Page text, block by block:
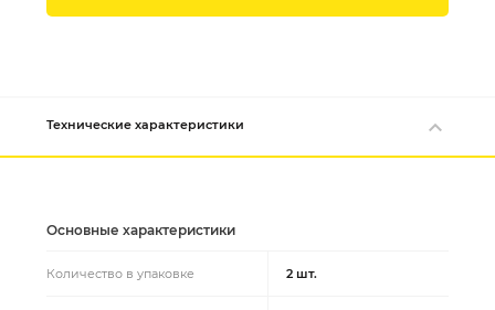
Технические характеристики
Основные характеристики
Количество в упаковке 2 шт.